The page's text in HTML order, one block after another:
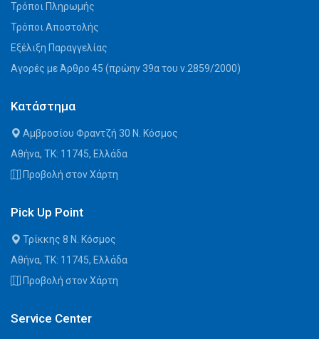
Τρόποι Πληρωμής
Τρόποι Αποστολής
Εξέλιξη Παραγγελίας
Αγορές με Άρθρο 45 (πρώην 39α του ν.2859/2000)
Κατάστημα
Αμβροσίου Φραντζή 30 Ν. Κόσμος
Αθήνα, ΤΚ: 11745, Ελλάδα
Προβολή στον Χάρτη
Pick Up Point
Τρίκκης 8 Ν. Κόσμος
Αθήνα, ΤΚ: 11745, Ελλάδα
Προβολή στον Χάρτη
Service Center